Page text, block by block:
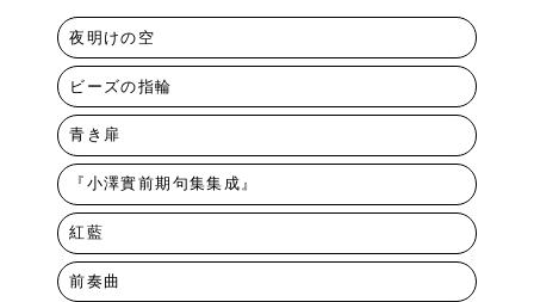
夜明けの空
ビーズの指輪
青き扉
『小澤實前期句集集成』
紅藍
前奏曲